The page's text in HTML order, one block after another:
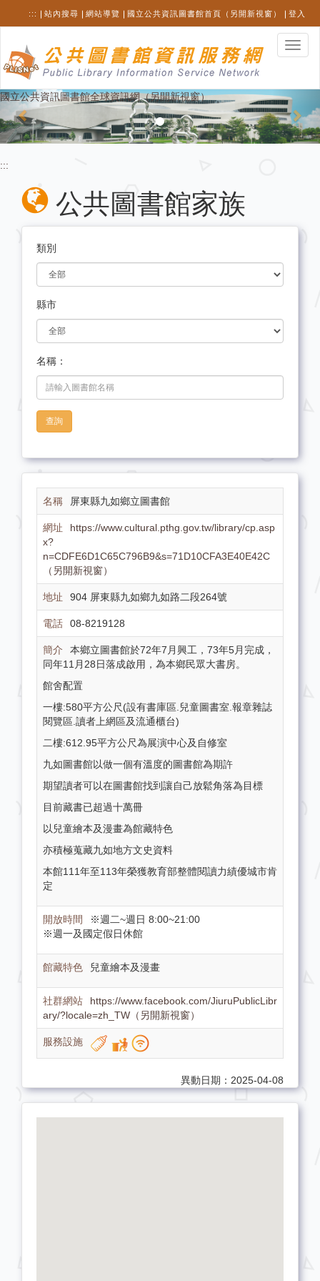
內
::: 站內搜尋 網站導覽 國立公共資訊圖書館首頁（另開新視窗） 登入
選
單
換
國立公共資訊圖書館全球資訊網（另開新視窗）
Previous
:::
公共圖書館家族
類別
縣市
名稱：
查詢
屏東縣九如鄉立圖書館
https://www.cultural.pthg.gov.tw/library/cp.asp
x?
n=CDFE6D1C65C796B9&s=71D10CFA3E40E42C
（另開新視窗）
904 屏東縣九如鄉九如路二段264號
08-8219128
本鄉立圖書館於72年7月興工，73年5月完成，
同年11月28日落成啟用，為本鄉民眾大書房。
館舍配置
一樓:580平方公尺(設有書庫區.兒童圖書室.報章雜誌
閱覽區.讀者上網區及流通櫃台)
二樓:612.95平方公尺為展演中心及自修室
九如圖書館以做一個有溫度的圖書館為期許
期望讀者可以在圖書館找到讓自己放鬆角落為目標
目前藏書已超過十萬冊
以兒童繪本及漫畫為館藏特色
亦積極蒐藏九如地方文史資料
本館111年至113年榮獲教育部整體閱讀力績優城市肯
定
※週二~週日 8:00~21:00
※週一及國定假日休館
兒童繪本及漫畫
https://www.facebook.com/JiuruPublicLibr
ary/?locale=zh_TW（另開新視窗）
異動日期：2025-04-08